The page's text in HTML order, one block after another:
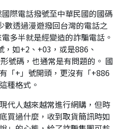
際電話撥號至中華民國的國碼
數透過漫遊撥回台灣的電話之
多半就是經變造的詐騙電話。
如+2、+03，或是886、
號碼，也通常是有問題的。 國
「+」號開頭，更沒有「+886
種格式。
代人越來越常進行網購，但時
買過什麼，收到取貨簡訊時如